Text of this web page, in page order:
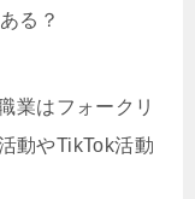
る？
業はフォークリ
動やTikTok活動